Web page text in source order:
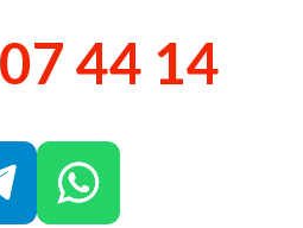
44 14